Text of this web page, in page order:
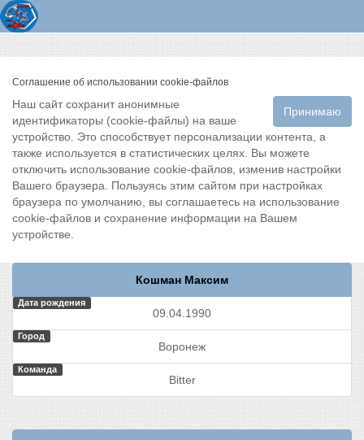
Соглашение об использовании cookie-файлов
Принимаю
Наш сайт сохранит анонимные
идентификаторы (cookie-файлы) на ваше
устройство. Это способствует персонализации контента, а
также используется в статистических целях. Вы можете
отключить использование cookie-файлов, изменив настройки
Вашего браузера. Пользуясь этим сайтом при настройках
браузера по умолчанию, вы соглашаетесь на использование
cookie-файлов и сохранение информации на Вашем
устройстве.
Кошман Максим
Дата рождения
09.04.1990
Город
Воронеж
Команда
Bitter